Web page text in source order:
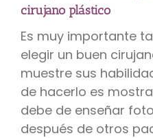
cirujano plástico
Es muy importante
elegir un buen
muestre sus
de hacerlo es
debe de enseñar
después de otros